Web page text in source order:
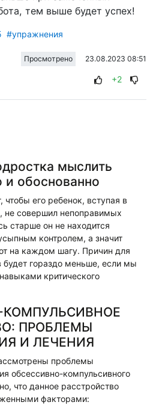
тем выше будет успех!
#упражнения
Просмотрено 23.08.2023 08:51
+2
мыслить
и обоснованно
чтобы его ребенок, вступая в
не совершил непоправимых
старше он не находится
контролем, а значит
на каждом шагу. Причин для
будет гораздо меньше, если мы
критического
ПРОБЛЕМЫ
И ЛЕЧЕНИЯ
проблемы
обсессивно-компульсивного
что данное расстройство
факторами: